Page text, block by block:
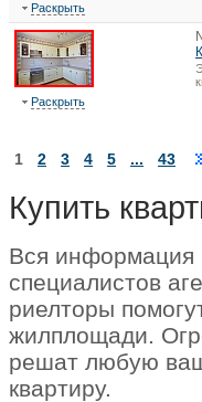
Раскрыть
Раскрыть
1 2 3 4 5 ... 43
Купить
Вся информация
специалистов
риелторы
жилплощади.
решат любую
квартиру.